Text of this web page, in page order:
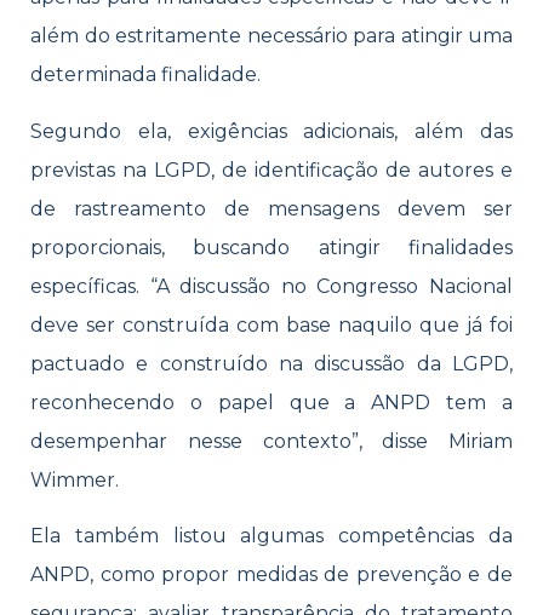
além do estritamente necessário para atingir uma
determinada finalidade.
Segundo ela, exigências adicionais, além das
previstas na LGPD, de identificação de autores e
de rastreamento de mensagens devem ser
proporcionais, buscando atingir finalidades
específicas. “A discussão no Congresso Nacional
deve ser construída com base naquilo que já foi
pactuado e construído na discussão da LGPD,
reconhecendo o papel que a ANPD tem a
desempenhar nesse contexto”, disse Miriam
Wimmer.
Ela também listou algumas competências da
ANPD, como propor medidas de prevenção e de